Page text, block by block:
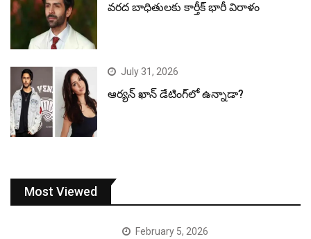
వరద బాధితులకు కార్తీక్ భారీ విరాళం
July 31, 2026
ఆర్యన్ ఖాన్ డేటింగ్‌లో ఉన్నాడా?
Most Viewed
February 5, 2026